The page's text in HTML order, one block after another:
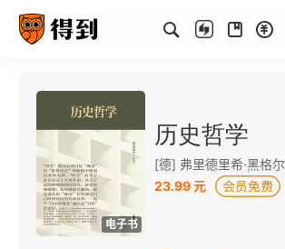
电子书
历史哲学
[德] 弗里德里希·黑格尔
23.99 元